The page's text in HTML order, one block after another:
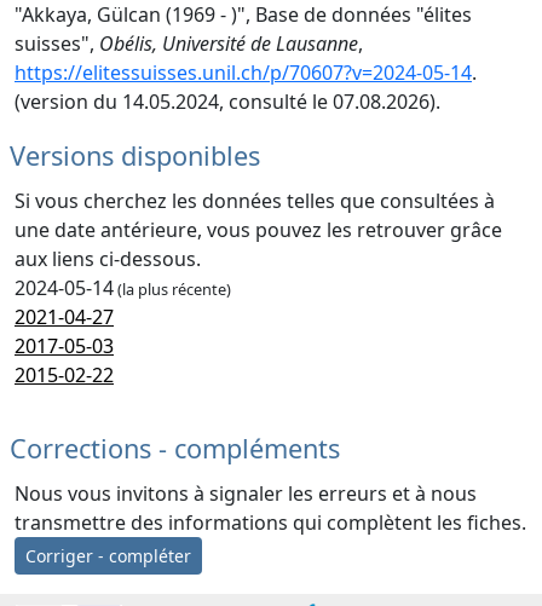
"Akkaya, Gülcan (1969 - )", Base de données "élites
suisses", Obélis, Université de Lausanne,
https://elitessuisses.unil.ch/p/70607?v=2024-05-14.
(version du 14.05.2024, consulté le 07.08.2026).
Versions disponibles
Si vous cherchez les données telles que consultées à
une date antérieure, vous pouvez les retrouver grâce
aux liens ci-dessous.
2024-05-14(la plus récente)
2021-04-27
2017-05-03
2015-02-22
Corrections - compléments
Nous vous invitons à signaler les erreurs et à nous
transmettre des informations qui complètent les fiches.
Corriger - compléter